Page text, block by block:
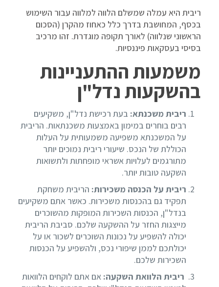
ריבית היא עמלה שמשלם הלווה למלווה עבור השימוש
בכסף, המחושבת בדרך כלל כאחוז מהקרן (הסכום
הראשוני שנלווה) לאורך תקופה מוגדרת. זהו מרכיב
בסיסי בעסקאות פיננסיות.
משמעות ההתעניינות
בהשקעות נדל"ן
ריבית משכנתא: בעת רכישת נדל"ן, משקיעים
רבים בוחרים במימון באמצעות משכנתאות. הריבית
על המשכנתא משפיעה משמעותית על העלות
הכוללת של הנכס. שיעורי ריבית נמוכים יותר
מתורגמים לעלויות אשראי מופחתות ולתשואות
השקעה טובות יותר.
ריבית על הכנסה משכירות: הריבית משחקת
תפקיד גם בהכנסות משכירות. כאשר אתם משקיעים
בנדל"ן, הכנסות השכירות המופקות מהשוכרים
מייצגות החזר על ההשקעה שלכם. סביבת הריבית
יכולה להשפיע על נכונות השוכרים לשכור או על
יכולתכם לממן שיפורי נכס, ולהשפיע על הכנסות
השכירות שלכם.
ריבית הלוואת השקעה: אם אתם לוקחים הלוואות